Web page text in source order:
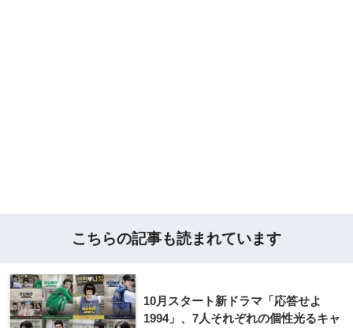
こちらの記事も読まれています
10月スタート新ドラマ「応答せよ
1994」、7人それぞれの個性光るキャ